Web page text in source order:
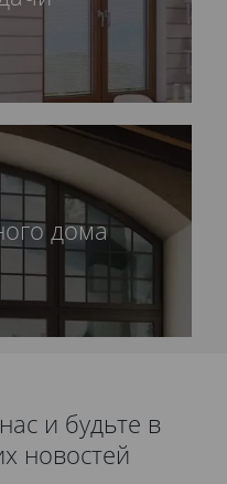
дома
и будьте в
новостей